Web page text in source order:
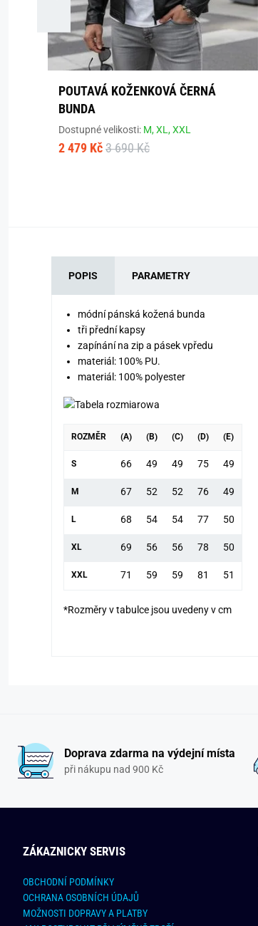
POUTAVÁ KOŽENKOVÁ ČERNÁ
BUNDA
Dostupné velikosti: M,XL,XXL
2 479 Kč 3 690 Kč
POPIS PARAMETRY
módní pánská kožená bunda
tři přední kapsy
zapínání na zip a pásek vpředu
materiál: 100% PU.
materiál: 100% polyester
ROZMĚR (A) (B) (C) (D) (E)
S 66 49 49 75 49
M 67 52 52 76 49
L 68 54 54 77 50
XL 69 56 56 78 50
XXL 71 59 59 81 51
*Rozměry v tabulce jsou uvedeny v cm
Doprava zdarma na výdejní místa
při nákupu nad 900 Kč
ZÁKAZNICKY SERVIS
OBCHODNÍ PODMÍNKY
OCHRANA OSOBNÍCH ÚDAJŮ
MOŽNOSTI DOPRAVY A PLATBY